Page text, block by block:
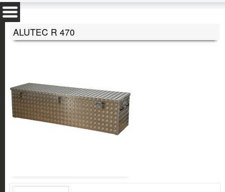
ALUTEC R 470